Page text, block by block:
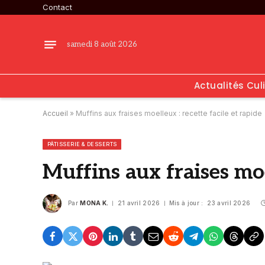
Contact
samedi 8 août 2026
Actualités
Accueil » Muffins aux fraises moelleux : recette facile et rapide
PÂTISSERIE & DESSERTS
Muffins aux fraises
Par MONA K. 21 avril 2026 Mis à jour : 23 avril 2026